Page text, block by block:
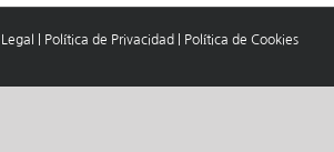
Política de Privacidad Política de Cookies